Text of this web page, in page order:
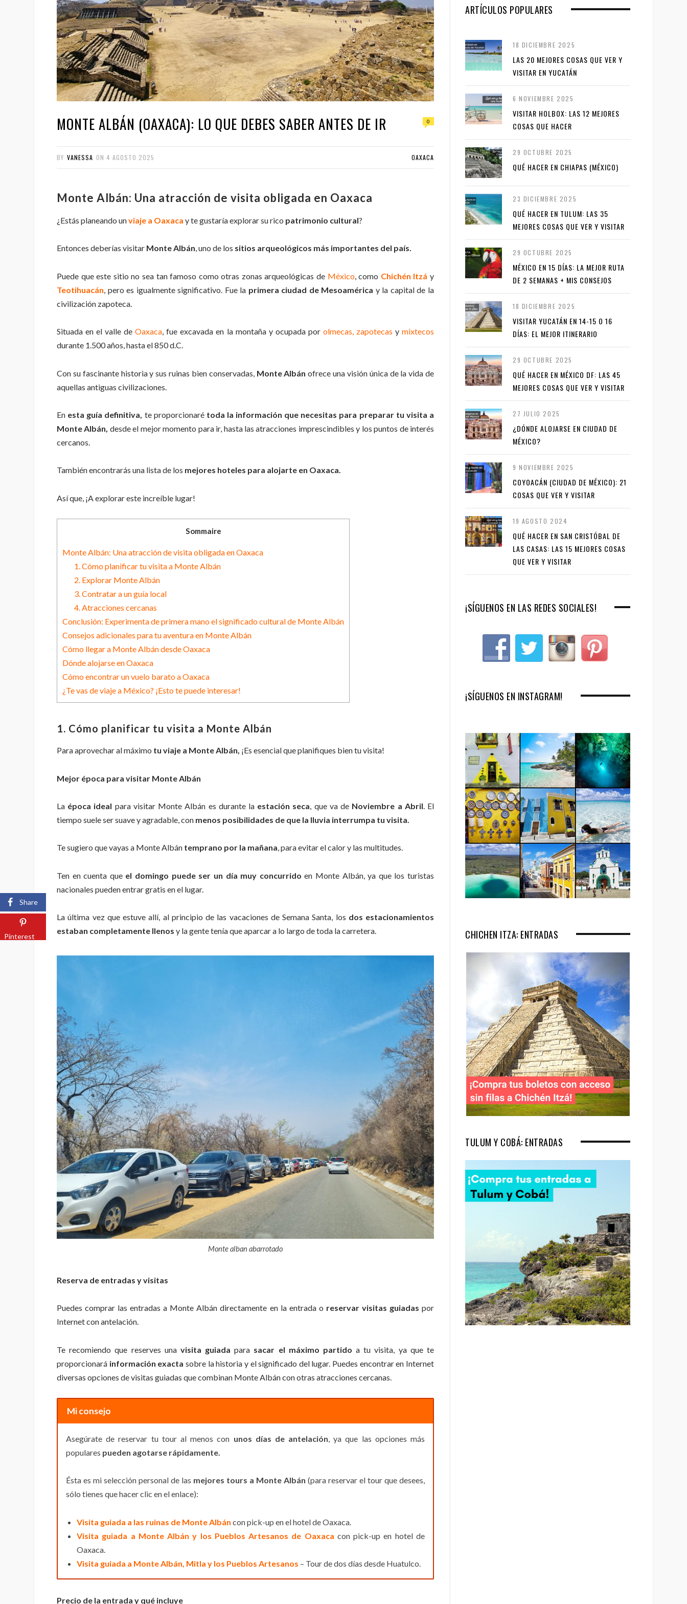
MONTE ALBÁN (OAXACA): LO QUE DEBES SABER ANTES DE IR 0
BY VANESSA ON 4 AGOSTO 2025 OAXACA
Monte Albán: Una atracción de visita obligada en Oaxaca
¿Estás planeando unviaje a Oaxaca y te gustaría explorar su rico patrimonio cultural?
Entonces deberías visitar MonteAlbán, uno de los sitios arqueológicos más importantes del país.
Puede que este sitio no sea tan famoso como otras zonas arqueológicas de México, como Chichén Itzá y
Teotihuacán , pero es igualmente significativo. Fue la primera ciudad de Mesoamérica y la capital de la
civilización zapoteca.
Situada en el valle deOaxaca, fue excavada en la montaña y ocupada por olmecas, zapotecas ymixtecos
durante 1.500 años, hasta el 850 d.C.
Con su fascinante historia y sus ruinas bien conservadas, Monte Albán ofrece una visión única de la vida de
aquellas antiguas civilizaciones.
En esta guía definitiva, te proporcionaré toda la información que necesitas para preparar tu visita a
Monte Albán, desde el mejor momento para ir, hasta las atracciones imprescindibles y los puntos de interés
cercanos.
También encontrarás una lista de los mejores hoteles para alojarte en Oaxaca.
Así que, ¡A explorar este increíble lugar!
Sommaire
Monte Albán: Una atracción de visita obligada en Oaxaca
1. Cómo planificar tu visita a Monte Albán
2. Explorar Monte Albán
3. Contratar a un guía local
4. Atracciones cercanas
Conclusión: Experimenta de primera mano el significado cultural de Monte Albán
Consejos adicionales para tu aventura en Monte Albán
Cómo llegar a Monte Albán desde Oaxaca
Dónde alojarse en Oaxaca
Cómo encontrar un vuelo barato a Oaxaca
¿Te vas de viaje a México? ¡Esto te puede interesar!
1. Cómo planificar tu visita a Monte Albán
Para aprovechar al máximo tu viaje a Monte Albán, ¡Es esencial que planifiques bien tu visita!
Mejor época para visitar Monte Albán
La época ideal para visitar Monte Albán es durante la estación seca, que va de Noviembre a Abril. El
tiempo suele ser suave y agradable, con menos posibilidades de que la lluvia interrumpa tu visita.
Te sugiero que vayas a Monte Albán temprano por la mañana, para evitar el calor y las multitudes.
Ten en cuenta que el domingo puede ser un día muy concurrido en Monte Albán, ya que los turistas
nacionales pueden entrar gratis en el lugar.
La última vez que estuve allí, al principio de las vacaciones de Semana Santa, los dos estacionamientos
estaban completamente llenos y la gente tenía que aparcar a lo largo de toda la carretera.
Monte alban abarrotado
Reserva de entradas y visitas
Puedes comprar las entradas a Monte Albán directamente en la entrada o reservar visitas guiadas por
Internet con antelación.
Te recomiendo que reserves una visita guiada para sacar el máximo partido a tu visita, ya que te
proporcionará información exacta sobre la historia y el significado del lugar. Puedes encontrar en Internet
diversas opciones de visitas guiadas que combinan Monte Albán con otras atracciones cercanas.
Mi consejo
Asegúrate de reservar tu tour al menos con unos días de antelación , ya que las opciones más
populares pueden agotarse rápidamente.
Ésta es mi selección personal de las mejores tours a Monte Albán (para reservar el tour que desees,
sólo tienes que hacer clic en el enlace):
Visita guiada a las ruinas de Monte Albán con pick-up en el hotel de Oaxaca.
Visita guiada a Monte Albán y los Pueblos Artesanos de Oaxaca con pick-up en hotel de
Oaxaca.
Visita guiada a Monte Albán, Mitla y los Pueblos Artesanos – Tour de dos días desde Huatulco.
Precio de la entrada y qué incluye
ARTÍCULOS POPULARES
18 DICIEMBRE 2025
LAS 20 MEJORES COSAS QUE VER Y
VISITAR EN YUCATÁN
6 NOVIEMBRE 2025
VISITAR HOLBOX: LAS 12 MEJORES
COSAS QUE HACER
29 OCTUBRE 2025
QUÉ HACER EN CHIAPAS (MÉXICO)
23 DICIEMBRE 2025
QUÉ HACER EN TULUM: LAS 35
MEJORES COSAS QUE VER Y VISITAR
29 OCTUBRE 2025
MÉXICO EN 15 DÍAS: LA MEJOR RUTA
DE 2 SEMANAS + MIS CONSEJOS
18 DICIEMBRE 2025
VISITAR YUCATÁN EN 14-15 O 16
DÍAS: EL MEJOR ITINERARIO
29 OCTUBRE 2025
QUÉ HACER EN MÉXICO DF: LAS 45
MEJORES COSAS QUE VER Y VISITAR
27 JULIO 2025
¿DÓNDE ALOJARSE EN CIUDAD DE
MÉXICO?
9 NOVIEMBRE 2025
COYOACÁN (CIUDAD DE MÉXICO): 21
COSAS QUE VER Y VISITAR
19 AGOSTO 2024
QUÉ HACER EN SAN CRISTÓBAL DE
LAS CASAS: LAS 15 MEJORES COSAS
QUE VER Y VISITAR
¡SÍGUENOS EN LAS REDES SOCIALES!
¡SÍGUENOS EN INSTAGRAM!
CHICHEN ITZA: ENTRADAS
TULUM Y COBÁ: ENTRADAS
Share
Pinterest